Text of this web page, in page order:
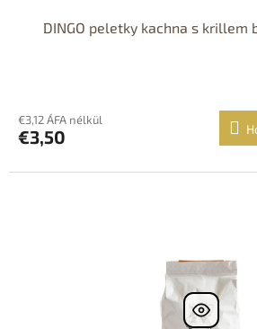
DINGO peletky kachna s krillem
€3,12 ÁFA nélkül
€3,50